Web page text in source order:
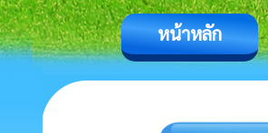
หน้าหลัก